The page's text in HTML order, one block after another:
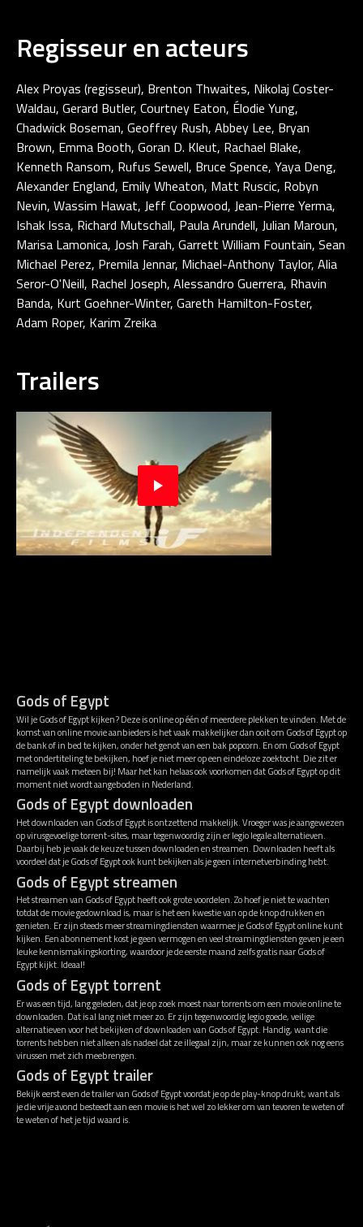
Regisseur en acteurs
Alex Proyas (regisseur), Brenton Thwaites, Nikolaj Coster-
Waldau, Gerard Butler, Courtney Eaton, Élodie Yung,
Chadwick Boseman, Geoffrey Rush, Abbey Lee, Bryan
Brown, Emma Booth, Goran D. Kleut, Rachael Blake,
Kenneth Ransom, Rufus Sewell, Bruce Spence, Yaya Deng,
Alexander England, Emily Wheaton, Matt Ruscic, Robyn
Nevin, Wassim Hawat, Jeff Coopwood, Jean-Pierre Yerma,
Ishak Issa, Richard Mutschall, Paula Arundell, Julian Maroun,
Marisa Lamonica, Josh Farah, Garrett William Fountain, Sean
Michael Perez, Premila Jennar, Michael-Anthony Taylor, Alia
Seror-O'Neill, Rachel Joseph, Alessandro Guerrera, Rhavin
Banda, Kurt Goehner-Winter, Gareth Hamilton-Foster,
Adam Roper, Karim Zreika
Trailers
Gods of Egypt
Wil je Gods of Egypt kijken? Deze is online op één of meerdere plekken te vinden. Met de
komst van online movie aanbieders is het vaak makkelijker dan ooit om Gods of Egypt op
de bank of in bed te kijken, onder het genot van een bak popcorn. En om Gods of Egypt
met ondertiteling te bekijken, hoef je niet meer op een eindeloze zoektocht. Die zit er
namelijk vaak meteen bij! Maar het kan helaas ook voorkomen dat Gods of Egypt op dit
moment niet wordt aangeboden in Nederland.
Gods of Egypt downloaden
Het downloaden van Gods of Egypt is ontzettend makkelijk. Vroeger was je aangewezen
op virusgevoelige torrent-sites, maar tegenwoordig zijn er legio legale alternatieven.
Daarbij heb je vaak de keuze tussen downloaden en streamen. Downloaden heeft als
voordeel dat je Gods of Egypt ook kunt bekijken als je geen internetverbinding hebt.
Gods of Egypt streamen
Het streamen van Gods of Egypt heeft ook grote voordelen. Zo hoef je niet te wachten
totdat de movie gedownload is, maar is het een kwestie van op de knop drukken en
genieten. Er zijn steeds meer streamingdiensten waarmee je Gods of Egypt online kunt
kijken. Een abonnement kost je geen vermogen en veel streamingdiensten geven je een
leuke kennismakingskorting, waardoor je de eerste maand zelfs gratis naar Gods of
Egypt kijkt. Ideaal!
Gods of Egypt torrent
Er was een tijd, lang geleden, dat je op zoek moest naar torrents om een movie online te
downloaden. Dat is al lang niet meer zo. Er zijn tegenwoordig legio goede, veilige
alternatieven voor het bekijken of downloaden van Gods of Egypt. Handig, want die
torrents hebben niet alleen als nadeel dat ze illegaal zijn, maar ze kunnen ook nog eens
virussen met zich meebrengen.
Gods of Egypt trailer
Bekijk eerst even de trailer van Gods of Egypt voordat je op de play-knop drukt, want als
je die vrije avond besteedt aan een movie is het wel zo lekker om van tevoren te weten of
te weten of het je tijd waard is.